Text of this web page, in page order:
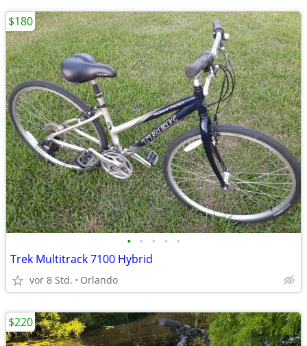
• • • • •
Trek Multitrack 7100 Hybrid
vor 8 Std. Orlando
$180
$220